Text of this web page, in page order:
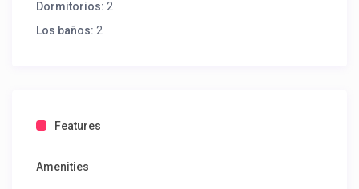
Dormitorios: 2
Los baños: 2
Features
Amenities